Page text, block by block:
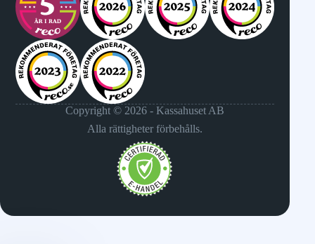
Copyright © 2026 - Kassahuset AB
Alla rättigheter förbehålls.